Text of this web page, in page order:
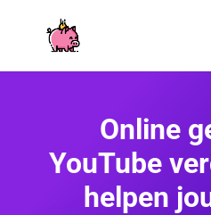
Online
YouTube
helpen